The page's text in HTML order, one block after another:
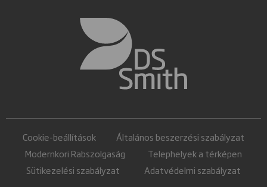
Cookie-beállítások
Általános beszerzési szabályzat
Modernkori Rabszolgaság
Telephelyek a térképen
Sütikezelési szabályzat
Adatvédelmi szabályzat